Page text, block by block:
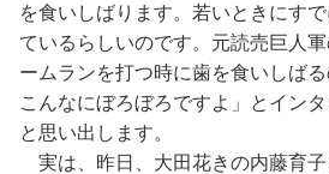
を食いしばります。若いときにす
ているらしいのです。元読売巨人
ームランを打つ時に歯を食いしば
こんなにぼろぼろですよ」とイン
と思い出します。
実は、昨日、大田花きの内藤育